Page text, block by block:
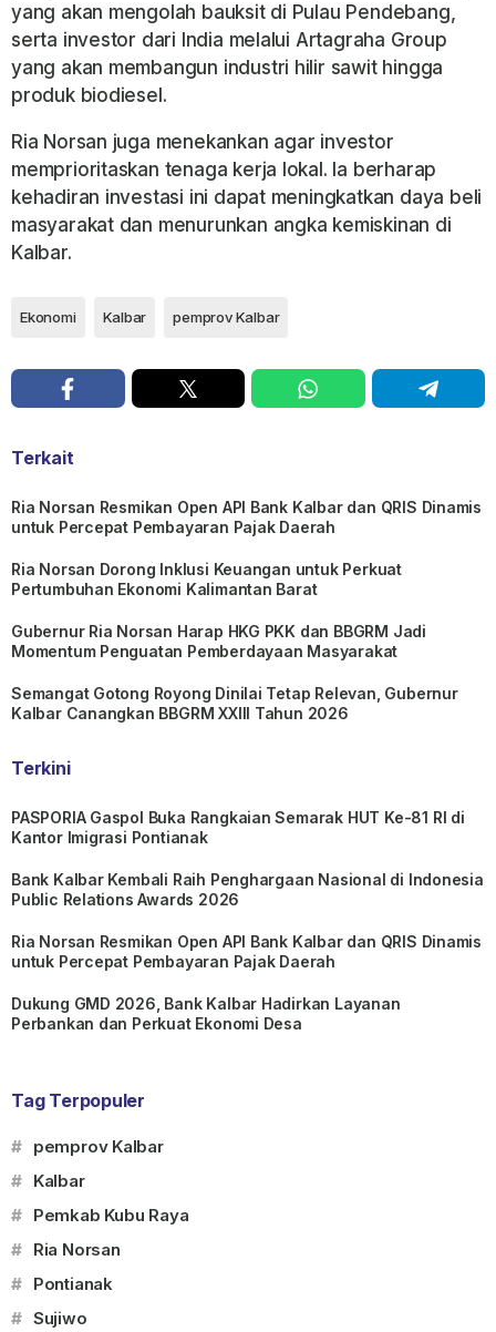
yang akan mengolah bauksit di Pulau Pendebang,
serta investor dari India melalui Artagraha Group
yang akan membangun industri hilir sawit hingga
produk biodiesel.
Ria Norsan juga menekankan agar investor
memprioritaskan tenaga kerja lokal. Ia berharap
kehadiran investasi ini dapat meningkatkan daya beli
masyarakat dan menurunkan angka kemiskinan di
Kalbar.
Ekonomi Kalbar pemprov Kalbar
Terkait
Ria Norsan Resmikan Open API Bank Kalbar dan QRIS Dinamis
untuk Percepat Pembayaran Pajak Daerah
Ria Norsan Dorong Inklusi Keuangan untuk Perkuat
Pertumbuhan Ekonomi Kalimantan Barat
Gubernur Ria Norsan Harap HKG PKK dan BBGRM Jadi
Momentum Penguatan Pemberdayaan Masyarakat
Semangat Gotong Royong Dinilai Tetap Relevan, Gubernur
Kalbar Canangkan BBGRM XXIII Tahun 2026
Terkini
PASPORIA Gaspol Buka Rangkaian Semarak HUT Ke-81 RI di
Kantor Imigrasi Pontianak
Bank Kalbar Kembali Raih Penghargaan Nasional di Indonesia
Public Relations Awards 2026
Ria Norsan Resmikan Open API Bank Kalbar dan QRIS Dinamis
untuk Percepat Pembayaran Pajak Daerah
Dukung GMD 2026, Bank Kalbar Hadirkan Layanan
Perbankan dan Perkuat Ekonomi Desa
Tag Terpopuler
# pemprov Kalbar
# Kalbar
# Pemkab Kubu Raya
# Ria Norsan
# Pontianak
# Sujiwo